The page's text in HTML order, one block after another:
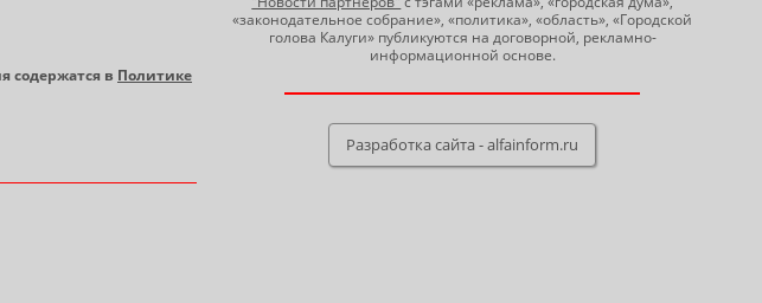
содержатся в Политике
«законодательное собрание», «политика», «область», «Городской
голова Калуги» публикуются на договорной, рекламно-
информационной основе.
Разработка сайта - alfainform.ru